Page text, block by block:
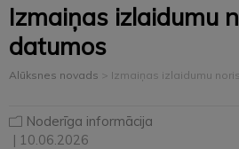
Izmaiņas izlaidumu
datumos
Alūksnes novads > Izmaiņas izlaidumu
Noderīga informācija
| 10.06.2026